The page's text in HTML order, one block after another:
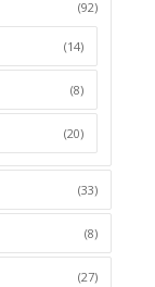
(92)
(14)
(8)
(20)
(33)
(8)
(27)